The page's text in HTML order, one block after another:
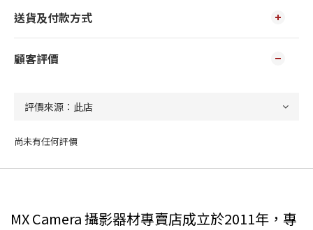
送貨及付款方式
顧客評價
尚未有任何評價
MX Camera 攝影器材專賣店成立於2011年，專